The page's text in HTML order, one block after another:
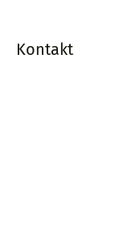
Kontakt